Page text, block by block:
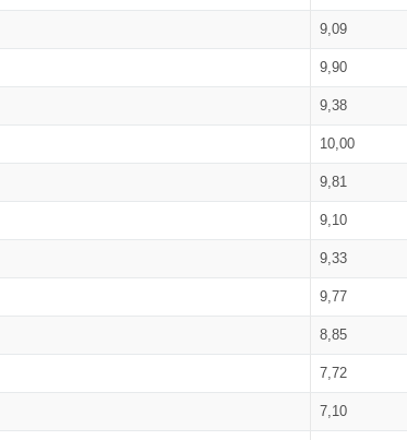
9,09
9,90
9,38
10,00
9,81
9,10
9,33
9,77
8,85
7,72
7,10